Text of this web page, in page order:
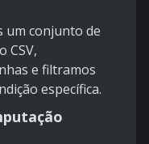
um conjunto de
CSV,
e filtramos
específica.